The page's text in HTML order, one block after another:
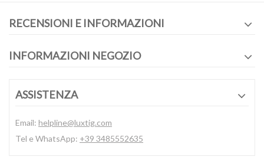
RECENSIONI E INFORMAZIONI
INFORMAZIONI NEGOZIO
ASSISTENZA
Email: helpline@luxtig.com
Tel e WhatsApp: +39 3485552635